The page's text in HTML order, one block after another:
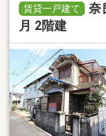
賃貸一戸建て
奈
月 2階建